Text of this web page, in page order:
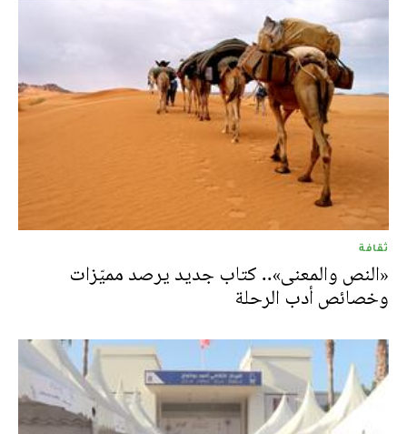
ثقافة
«النص والمعنى».. كتاب جديد يرصد مميّزات
وخصائص أدب الرحلة